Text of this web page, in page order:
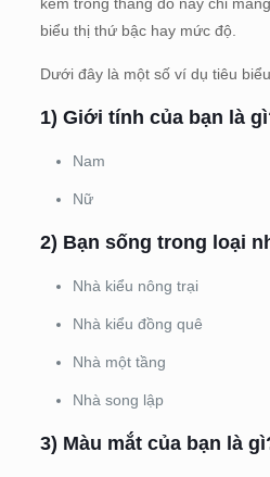
kèm trong thang đo này chỉ
biểu thị thứ bậc hay mức độ.
Dưới đây là một số ví dụ tiêu
1) Giới tính của bạn là
Nam
Nữ
2) Bạn sống trong loại
Nhà kiểu nông trại
Nhà kiểu đồng quê
Nhà một tầng
Nhà song lập
3) Màu mắt của bạn là